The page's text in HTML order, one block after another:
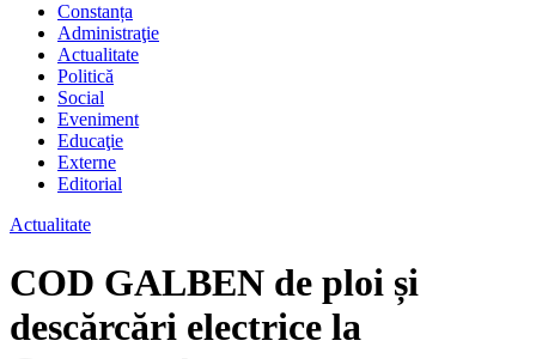
Constanța
Administraţie
Actualitate
Politică
Social
Eveniment
Educaţie
Externe
Editorial
Actualitate
COD GALBEN de ploi și
descărcări electrice la